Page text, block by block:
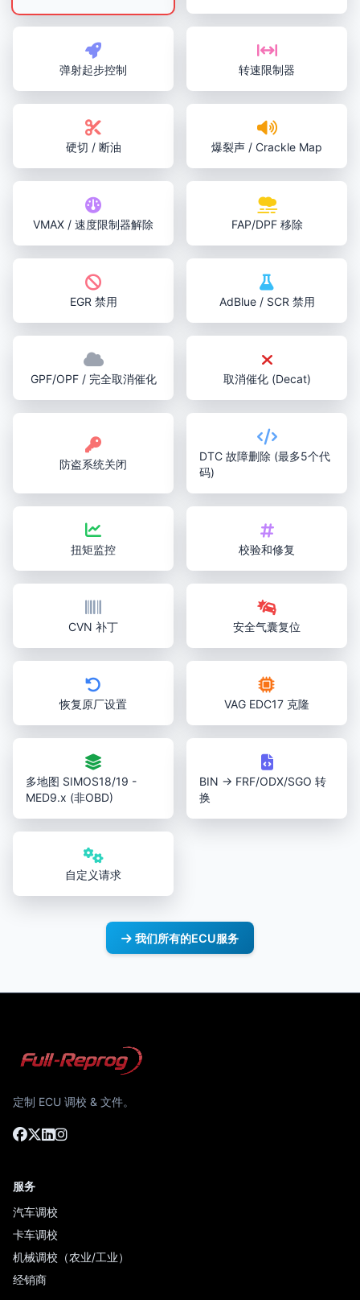
弹射起步控制 转速限制器
硬切 / 断油 爆裂声 / Crackle Map
VMAX / 速度限制器解除 FAP/DPF 移除
EGR 禁用 AdBlue / SCR 禁用
GPF/OPF / 完全取消催化 取消催化 (Decat)
防盗系统关闭
DTC 故障删除 (最多5个代
码)
扭矩监控 校验和修复
CVN 补丁 安全气囊复位
恢复原厂设置 VAG EDC17 克隆
多地图 SIMOS18/19 -
MED9.x (非OBD)
BIN → FRF/ODX/SGO 转
换
自定义请求
我们所有的ECU服务
定制 ECU 调校 & 文件。
服务
汽车调校
卡车调校
机械调校（农业/工业）
经销商